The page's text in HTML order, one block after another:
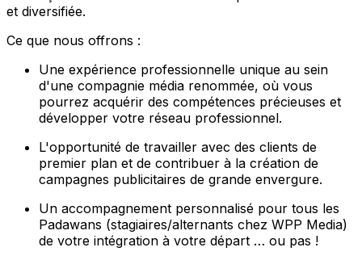
et diversifiée.
Ce que nous offrons :
Une expérience professionnelle unique au sein
d'une compagnie média renommée, où vous
pourrez acquérir des compétences précieuses et
développer votre réseau professionnel.
L'opportunité de travailler avec des clients de
premier plan et de contribuer à la création de
campagnes publicitaires de grande envergure.
Un accompagnement personnalisé pour tous les
Padawans (stagiaires/alternants chez WPP Media)
de votre intégration à votre départ … ou pas !